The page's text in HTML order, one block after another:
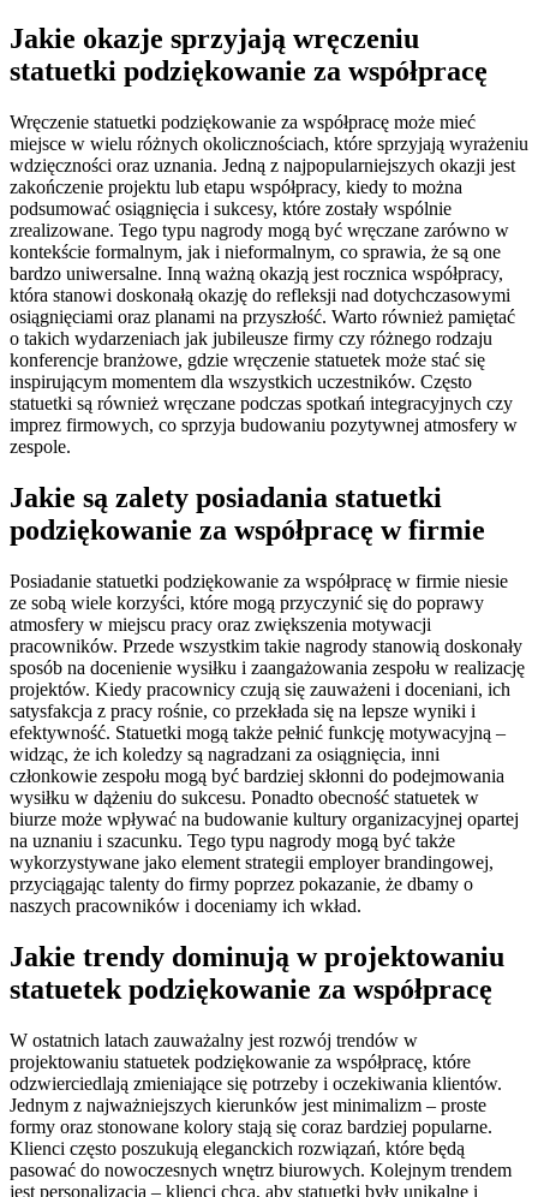
Jakie okazje sprzyjają wręczeniu
statuetki podziękowanie za współpracę
Wręczenie statuetki podziękowanie za współpracę może mieć
miejsce w wielu różnych okolicznościach, które sprzyjają wyrażeniu
wdzięczności oraz uznania. Jedną z najpopularniejszych okazji jest
zakończenie projektu lub etapu współpracy, kiedy to można
podsumować osiągnięcia i sukcesy, które zostały wspólnie
zrealizowane. Tego typu nagrody mogą być wręczane zarówno w
kontekście formalnym, jak i nieformalnym, co sprawia, że są one
bardzo uniwersalne. Inną ważną okazją jest rocznica współpracy,
która stanowi doskonałą okazję do refleksji nad dotychczasowymi
osiągnięciami oraz planami na przyszłość. Warto również pamiętać
o takich wydarzeniach jak jubileusze firmy czy różnego rodzaju
konferencje branżowe, gdzie wręczenie statuetek może stać się
inspirującym momentem dla wszystkich uczestników. Często
statuetki są również wręczane podczas spotkań integracyjnych czy
imprez firmowych, co sprzyja budowaniu pozytywnej atmosfery w
zespole.
Jakie są zalety posiadania statuetki
podziękowanie za współpracę w firmie
Posiadanie statuetki podziękowanie za współpracę w firmie niesie
ze sobą wiele korzyści, które mogą przyczynić się do poprawy
atmosfery w miejscu pracy oraz zwiększenia motywacji
pracowników. Przede wszystkim takie nagrody stanowią doskonały
sposób na docenienie wysiłku i zaangażowania zespołu w realizację
projektów. Kiedy pracownicy czują się zauważeni i doceniani, ich
satysfakcja z pracy rośnie, co przekłada się na lepsze wyniki i
efektywność. Statuetki mogą także pełnić funkcję motywacyjną –
widząc, że ich koledzy są nagradzani za osiągnięcia, inni
członkowie zespołu mogą być bardziej skłonni do podejmowania
wysiłku w dążeniu do sukcesu. Ponadto obecność statuetek w
biurze może wpływać na budowanie kultury organizacyjnej opartej
na uznaniu i szacunku. Tego typu nagrody mogą być także
wykorzystywane jako element strategii employer brandingowej,
przyciągając talenty do firmy poprzez pokazanie, że dbamy o
naszych pracowników i doceniamy ich wkład.
Jakie trendy dominują w projektowaniu
statuetek podziękowanie za współpracę
W ostatnich latach zauważalny jest rozwój trendów w
projektowaniu statuetek podziękowanie za współpracę, które
odzwierciedlają zmieniające się potrzeby i oczekiwania klientów.
Jednym z najważniejszych kierunków jest minimalizm – proste
formy oraz stonowane kolory stają się coraz bardziej popularne.
Klienci często poszukują eleganckich rozwiązań, które będą
pasować do nowoczesnych wnętrz biurowych. Kolejnym trendem
jest personalizacja – klienci chcą, aby statuetki były unikalne i